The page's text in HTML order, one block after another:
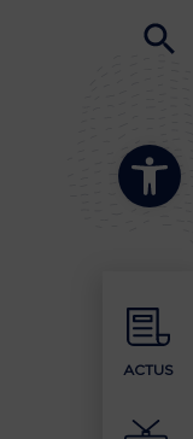
Ouvrir la
ACTUS